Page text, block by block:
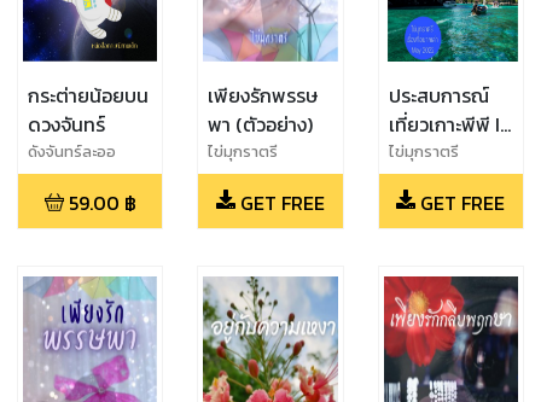
กระต่ายน้อยบน
ดวงจันทร์
ดังจันทร์ละออ
59.00 ฿
เพียงรักพรรษ
พา (ตัวอย่าง)
ไข่มุกราตรี
GET FREE
ประสบการณ์
เที่ยวเกาะพีพี I
was in Phi Phi
Island
ไข่มุกราตรี
GET FREE